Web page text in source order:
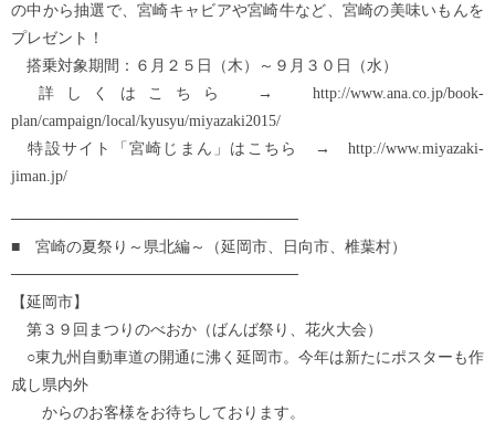
の中から抽選で、宮崎キャビアや宮崎牛など、宮崎の美味いもんを
プレゼント！
搭乗対象期間：６月２５日（木）～９月３０日（水）
詳しくはこちら → http://www.ana.co.jp/book-
plan/campaign/local/kyusyu/miyazaki2015/
特設サイト「宮崎じまん」はこちら → http://www.miyazaki-
jiman.jp/
──────────────────────────
■ 宮崎の夏祭り～県北編～（延岡市、日向市、椎葉村）
──────────────────────────
【延岡市】
第３９回まつりのべおか（ばんば祭り、花火大会）
○東九州自動車道の開通に沸く延岡市。今年は新たにポスターも作
成し県内外
からのお客様をお待ちしております。